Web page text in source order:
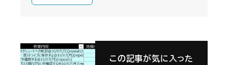
この記事が気に入った